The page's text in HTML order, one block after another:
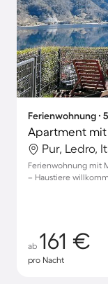
Ferienwohnung ∙
Apartment mit
Pur, Ledro,
Ferienwohnung mit
– Haustiere
ab 161 €
pro Nacht